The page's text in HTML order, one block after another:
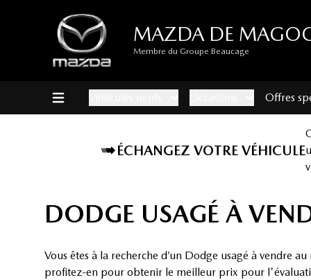
MAZDA DE
Membre du Groupe Beaucage
Offres
ÉCHANGEZ VOTRE VÉHICULE
DODGE USAGÉ À
Vous êtes à la recherche d’un Dodge usagé à vendre
profitez-en pour obtenir le meilleur prix pour